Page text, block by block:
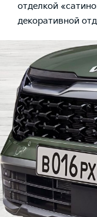
отделкой
декоративной